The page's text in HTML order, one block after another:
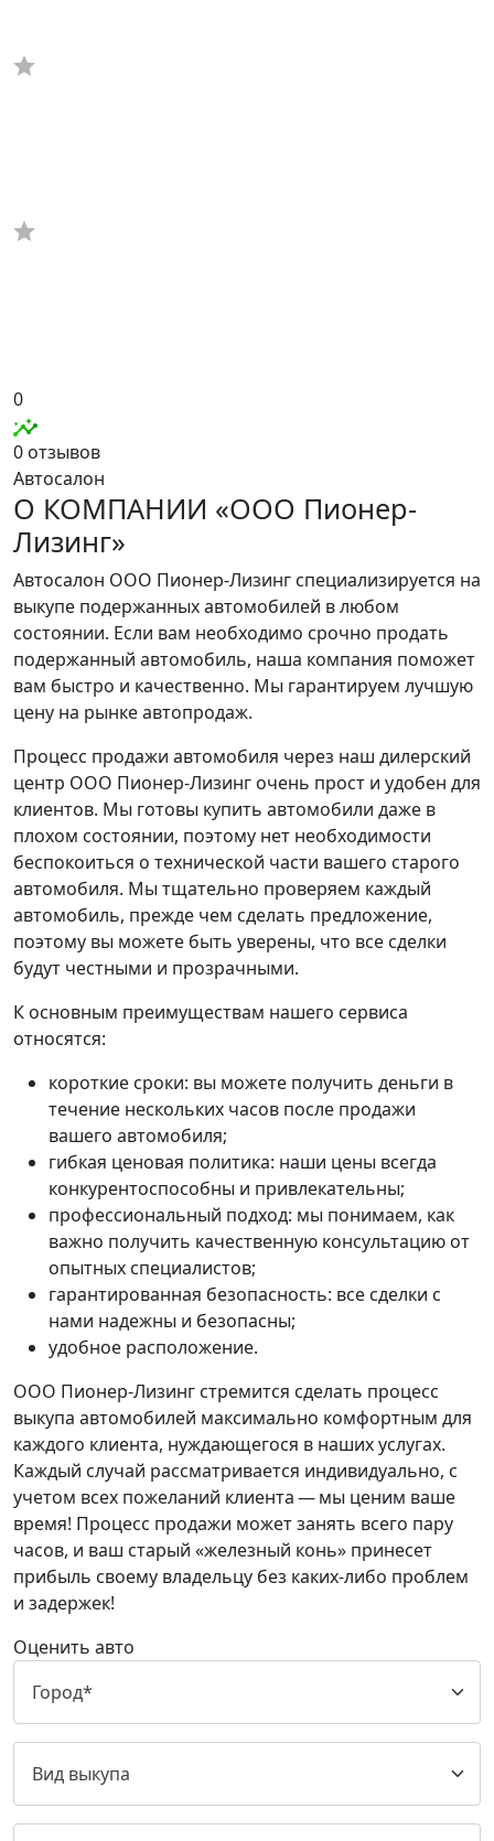
0
0 отзывов
Автосалон
О КОМПАНИИ «ООО Пионер-
Лизинг»
Автосалон ООО Пионер-Лизинг специализируется на
выкупе подержанных автомобилей в любом
состоянии. Если вам необходимо срочно продать
подержанный автомобиль, наша компания поможет
вам быстро и качественно. Мы гарантируем лучшую
цену на рынке автопродаж.
Процесс продажи автомобиля через наш дилерский
центр ООО Пионер-Лизинг очень прост и удобен для
клиентов. Мы готовы купить автомобили даже в
плохом состоянии, поэтому нет необходимости
беспокоиться о технической части вашего старого
автомобиля. Мы тщательно проверяем каждый
автомобиль, прежде чем сделать предложение,
поэтому вы можете быть уверены, что все сделки
будут честными и прозрачными.
К основным преимуществам нашего сервиса
относятся:
короткие сроки: вы можете получить деньги в
течение нескольких часов после продажи
вашего автомобиля;
гибкая ценовая политика: наши цены всегда
конкурентоспособны и привлекательны;
профессиональный подход: мы понимаем, как
важно получить качественную консультацию от
опытных специалистов;
гарантированная безопасность: все сделки с
нами надежны и безопасны;
удобное расположение.
ООО Пионер-Лизинг стремится сделать процесс
выкупа автомобилей максимально комфортным для
каждого клиента, нуждающегося в наших услугах.
Каждый случай рассматривается индивидуально, с
учетом всех пожеланий клиента — мы ценим ваше
время! Процесс продажи может занять всего пару
часов, и ваш старый «железный конь» принесет
прибыль своему владельцу без каких-либо проблем
и задержек!
Оценить авто